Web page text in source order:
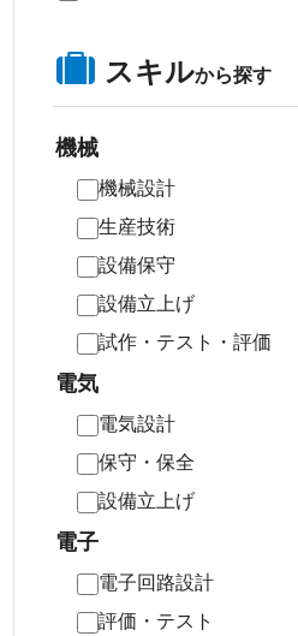
スキルから探す
機械
機械設計
生産技術
設備保守
設備立上げ
試作・テスト・評価
電気
電気設計
保守・保全
設備立上げ
電子
電子回路設計
評価・テスト